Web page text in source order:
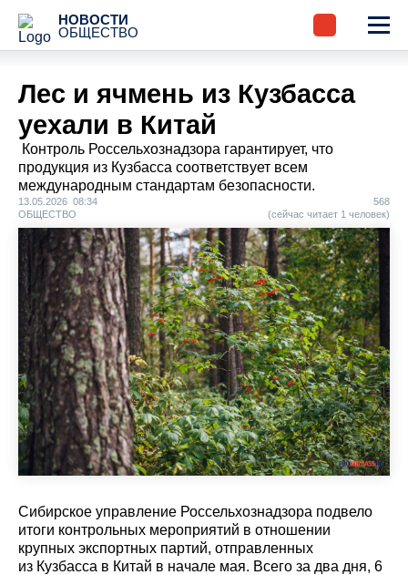
НОВОСТИ
ОБЩЕСТВО
Лес и ячмень из Кузбасса
уехали в Китай
Контроль Россельхознадзора гарантирует, что
продукция из Кузбасса соответствует всем
международным стандартам безопасности.
13.05.2026 08:34
ОБЩЕСТВО
568
(сейчас читает 1 человек)
Сибирское управление Россельхознадзора подвело
итоги контрольных мероприятий в отношении
крупных экспортных партий, отправленных
из Кузбасса в Китай в начале мая. Всего за два дня, 6